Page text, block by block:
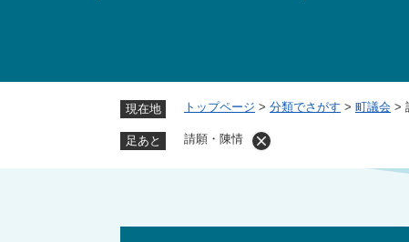
現在地 トップページ > 分類でさがす > 町議会 >
足あと 請願・陳情